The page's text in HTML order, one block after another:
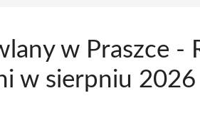
w Praszce -
w sierpniu 2026